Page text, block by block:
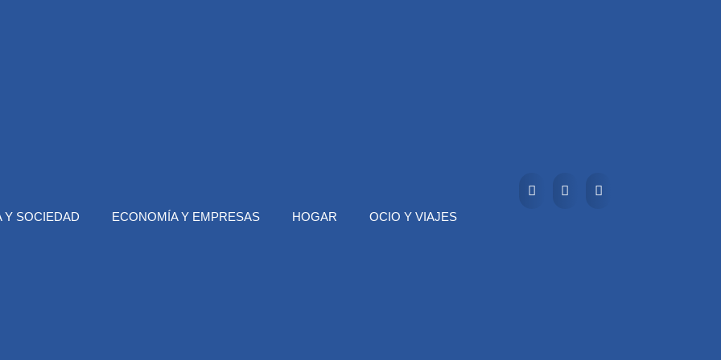
Y SOCIEDAD ECONOMÍA Y EMPRESAS HOGAR OCIO Y VIAJES